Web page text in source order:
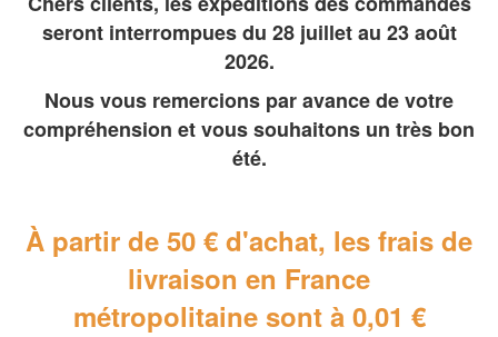
seront interrompues du 28 juillet au 23 août
2026.
Nous vous remercions par avance de votre
compréhension et vous souhaitons un très bon
été.
À partir de 50 € d'achat, les frais de
livraison en France
métropolitainesont à 0,01 €